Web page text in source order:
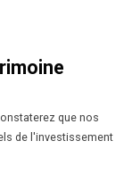
que nos
de l'investissement